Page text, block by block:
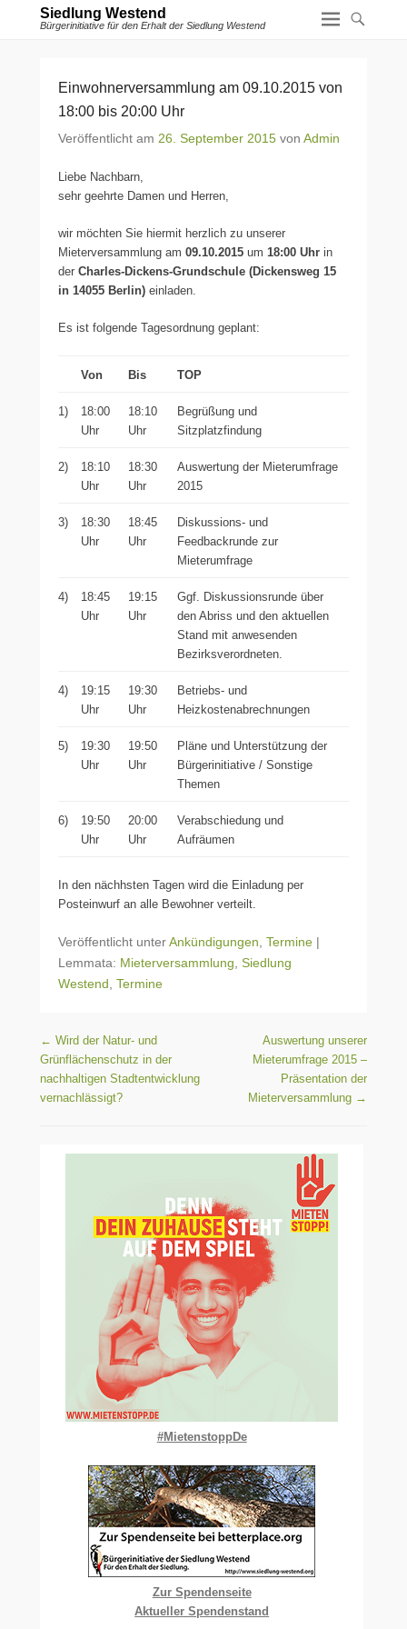
Siedlung Westend
Bürgerinitiative für den Erhalt der Siedlung Westend
Einwohnerversammlung am 09.10.2015 von
18:00 bis 20:00 Uhr
Veröffentlicht am 26. September 2015 von Admin
Liebe Nachbarn,
sehr geehrte Damen und Herren,
wir möchten Sie hiermit herzlich zu unserer
Mieterversammlung am 09.10.2015 um 18:00 Uhr in
der Charles-Dickens-Grundschule (Dickensweg 15
in 14055 Berlin) einladen.
Es ist folgende Tagesordnung geplant:
Von Bis TOP
1)
18:00
Uhr
18:10
Uhr
Begrüßung und
Sitzplatzfindung
2)
18:10
Uhr
18:30
Uhr
Auswertung der Mieterumfrage
2015
3)
18:30
Uhr
18:45
Uhr
Diskussions- und
Feedbackrunde zur
Mieterumfrage
4)
18:45
Uhr
19:15
Uhr
Ggf. Diskussionsrunde über
den Abriss und den aktuellen
Stand mit anwesenden
Bezirksverordneten.
4)
19:15
Uhr
19:30
Uhr
Betriebs- und
Heizkostenabrechnungen
5)
19:30
Uhr
19:50
Uhr
Pläne und Unterstützung der
Bürgerinitiative / Sonstige
Themen
6)
19:50
Uhr
20:00
Uhr
Verabschiedung und
Aufräumen
In den nächhsten Tagen wird die Einladung per
Posteinwurf an alle Bewohner verteilt.
Veröffentlicht unterAnkündigungen Termine |
Lemmata: Mieterversammlung Siedlung
Westend Termine
Beitragsnavigation
← Wird der Natur- und
Grünflächenschutz in der
nachhaltigen Stadtentwicklung
vernachlässigt?
Auswertung unserer
Mieterumfrage 2015 –
Präsentation der
Mieterversammlung →
#MietenstoppDe
Zur Spendenseite
Aktueller Spendenstand